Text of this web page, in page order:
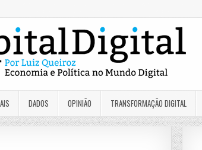
DADOS OPINIÃO TRANSFORMAÇÃO DIGITAL